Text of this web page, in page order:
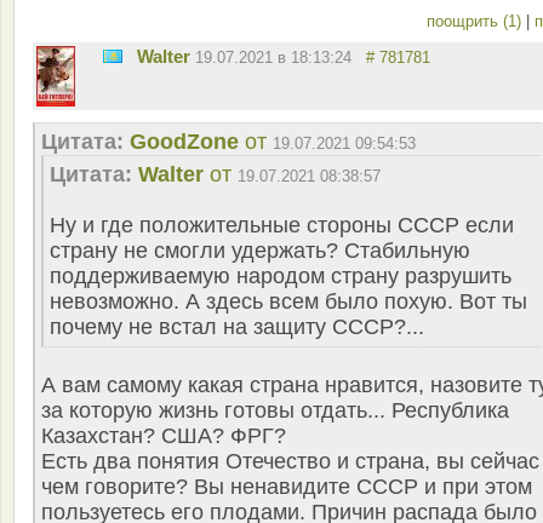
поощрить (1) |
Walter 19.07.2021 в 18:13:24 # 781781
Цитата: GoodZone от 19.07.2021 09:54:53
Цитата: Walter от 19.07.2021 08:38:57
Ну и где положительные стороны СССР если
страну не смогли удержать? Стабильную
поддерживаемую народом страну разрушить
невозможно. А здесь всем было похую. Вот ты
почему не встал на защиту СССР?...
А вам самому какая страна нравится, назовите
за которую жизнь готовы отдать... Республика
Казахстан? США? ФРГ?
Есть два понятия Отечество и страна, вы
чем говорите? Вы ненавидите СССР и при этом
пользуетесь его плодами. Причин распада было